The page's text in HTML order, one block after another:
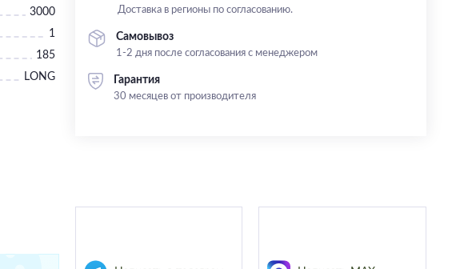
3000
1
185
LONG
Доставка в регионы по согласованию.
Самовывоз
1-2 дня после согласования с менеджером
Гарантия
30 месяцев от производителя